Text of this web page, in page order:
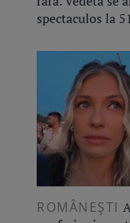
spectaculos la
ROMÂNEŞTI